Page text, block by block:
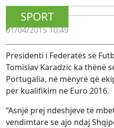
SPORT
01/04/2015 10:49
Presidenti i Federatës së
Tomislav Karadzic ka thënë
Portugalia, në mënyrë që
për kualifikim në Euro 2016.
“Asnjë prej ndeshjeve të
vendimtare se ajo ndaj